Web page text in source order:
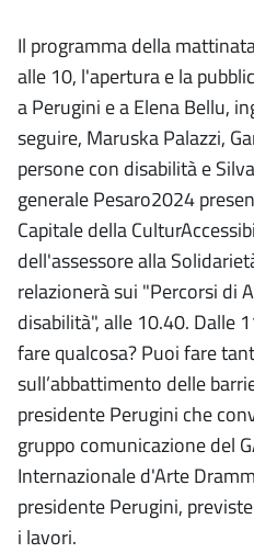
Il programma della
alle 10, l'apertura e la
a Perugini e a Elena Bellu,
seguire, Maruska Palazzi,
persone con disabilità e
generale Pesaro2024
Capitale della
dell'assessore alla
relazionerà sui "Percorsi di
disabilità", alle 10.40. Dalle
fare qualcosa? Puoi fare
sull’abbattimento delle
presidente Perugini che
gruppo comunicazione del
Internazionale d'Arte
presidente Perugini,
i lavori.